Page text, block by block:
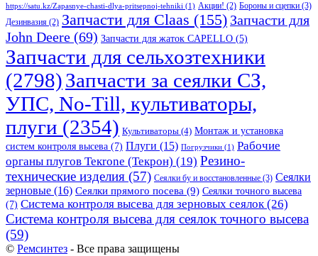
https://satu.kz/Zapasnye-chasti-dlya-pritsepnoj-tehniki (1) Акции! (2) Бороны и сцепки (3)
Дезинвазия (2) Запчасти для Claas (155) Запчасти для
John Deere (69) Запчасти для жаток CAPELLO (5)
Запчасти для сельхозтехники
(2798)Запчасти за сеялки СЗ,
УПС, No-Till, культиваторы,
плуги (2354) Культиваторы (4) Монтаж и установка
систем контроля высева (7) Плуги (15) Погрузчики (1) Рабочие
органы плугов Текrоne (Текрон) (19) Резино-
технические изделия (57) Сеялки бу и восстановленные (3) Сеялки
зерновые (16) Сеялки прямого посева (9) Сеялки точного высева
(7) Система контроля высева для зерновых сеялок(26)
Система контроля высева для сеялок точного высева
(59)
© Ремсинтез - Все права защищены